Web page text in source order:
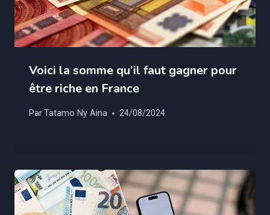
Voici la somme qu’il faut gagner pour
être riche en France
ParTatamo Ny Aina 24/08/2024